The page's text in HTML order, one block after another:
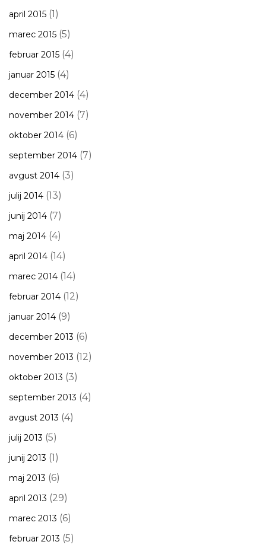
april 2015 (1)
marec 2015 (5)
februar 2015 (4)
januar 2015 (4)
december 2014 (4)
november 2014 (7)
oktober 2014 (6)
september 2014 (7)
avgust 2014 (3)
julij 2014 (13)
junij 2014 (7)
maj 2014 (4)
april 2014 (14)
marec 2014 (14)
februar 2014 (12)
januar 2014 (9)
december 2013 (6)
november 2013 (12)
oktober 2013 (3)
september 2013 (4)
avgust 2013 (4)
julij 2013 (5)
junij 2013 (1)
maj 2013 (6)
april 2013 (29)
marec 2013 (6)
februar 2013 (5)